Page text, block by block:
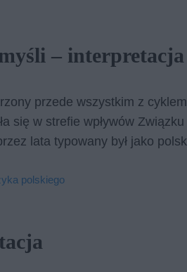
– interpretacja
przede wszystkim z
się w strefie wpływów
lata typowany był jako
polskiego